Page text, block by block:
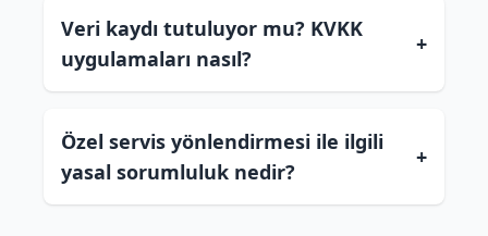
Veri kaydı tutuluyor mu? KVKK
uygulamaları nasıl?
+
Özel servis yönlendirmesi ile ilgili
yasal sorumluluk nedir?
+